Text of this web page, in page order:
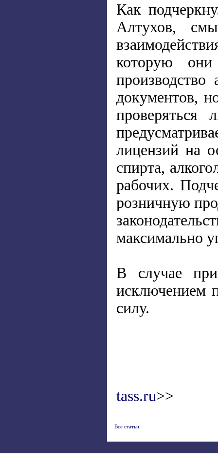
Как
Алтухов,
которую
документов,
лицензий на
спирта,
рабочих.
розничную
максимально
В случае
исключением
силу.
tass.ru>>
Все статьи